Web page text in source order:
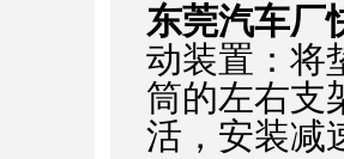
东莞汽车厂
动装置：将
筒的左右支
活，安装减